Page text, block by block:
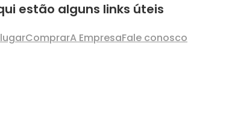
estão alguns links úteis
ComprarA EmpresaFale conosco